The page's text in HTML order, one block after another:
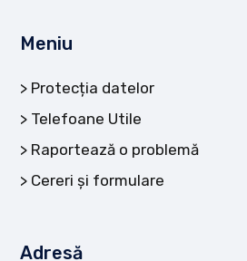
Meniu
Protecția datelor
Telefoane Utile
Raportează o problemă
Cereri și formulare
Adresă